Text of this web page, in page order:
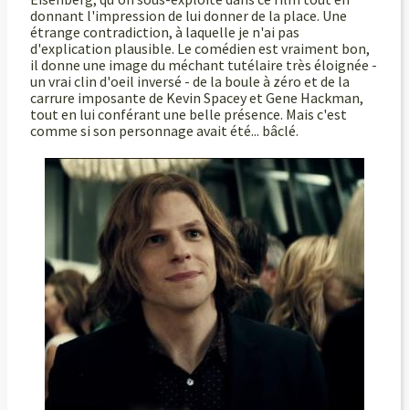
donnant l'impression de lui donner de la place. Une
étrange contradiction, à laquelle je n'ai pas
d'explication plausible. Le comédien est vraiment bon,
il donne une image du méchant tutélaire très éloignée -
un vrai clin d'oeil inversé - de la boule à zéro et de la
carrure imposante de Kevin Spacey et Gene Hackman,
tout en lui conférant une belle présence. Mais c'est
comme si son personnage avait été... bâclé.